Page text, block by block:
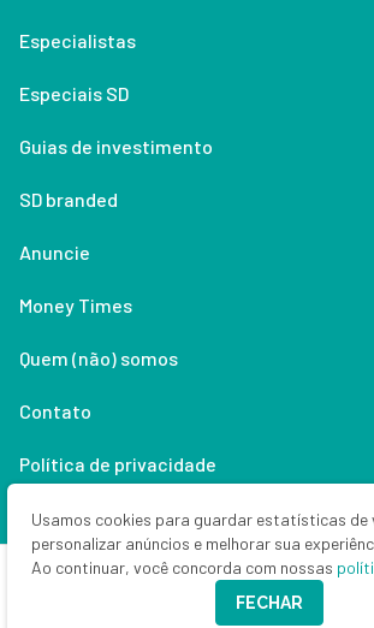
Especialistas
Especiais SD
Guias de investimento
SD branded
Anuncie
Money Times
Quem (não) somos
Contato
Política de privacidade
Lifestyle
Copyright © 2026 Seu Dinheiro. Todos os
CNPJ: 33.523.405/0001-63
Usamos cookies para guardar estatísticas de
personalizar anúncios e melhorar sua
Ao continuar, você concorda com nossas
FECHAR